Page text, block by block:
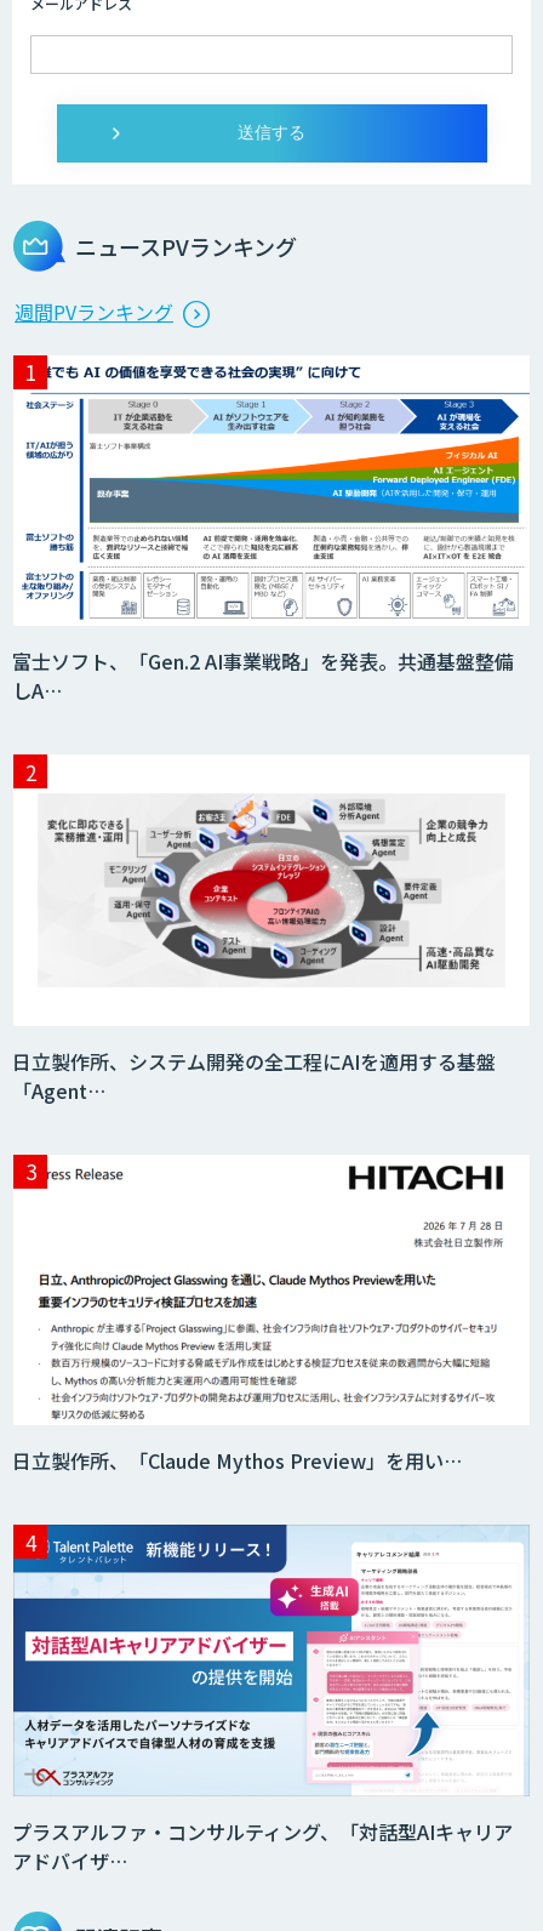
ニュースPVランキング
週間PVランキング
富士ソフト、「Gen.2 AI事業戦略」を発表。共通基盤整備
しA…
日立製作所、システム開発の全工程にAIを適用する基盤
「Agent…
日立製作所、「Claude Mythos Preview」を用い…
プラスアルファ・コンサルティング、「対話型AIキャリア
アドバイザ…